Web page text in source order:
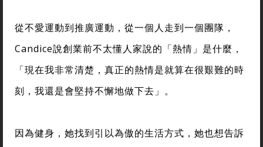
從不愛運動到推廣運動，從一個人走到一個團隊，
Candice說創業前不太懂人家說的「熱情」是什麼，
「現在我非常清楚，真正的熱情是就算在很艱難的時
刻，我還是會堅持不懈地做下去」。
因為健身，她找到引以為傲的生活方式，她也想告訴